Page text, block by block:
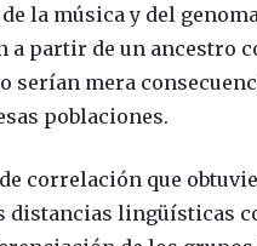
la música y del
partir de un ancestro
serían mera
poblaciones.
correlación que
distancias lingüísticas